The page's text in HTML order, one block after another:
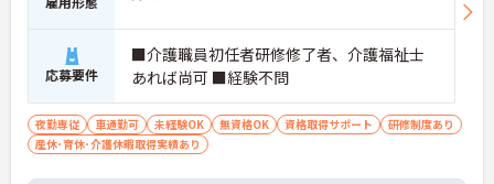
応募要件
■介護職員初任者研修修了者、介護福祉士
あれば尚可 ■経験不問
夜勤専従 車通勤可 未経験OK 無資格OK 資格取得サポート
研修制度あり
産休･育休･介護休暇取得実績あり